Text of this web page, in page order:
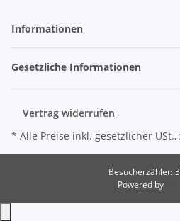
Informationen
Gesetzliche Informationen
Vertrag widerrufen
* Alle Preise inkl. gesetzlicher USt.,
Besucherzähler:
Powered by